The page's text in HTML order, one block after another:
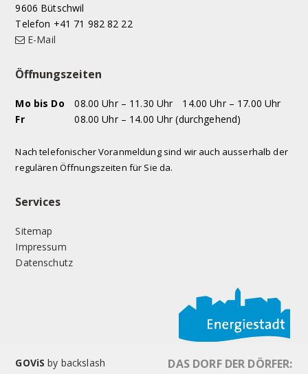
9606 Bütschwil
Telefon +41 71 982 82 22
E-Mail
Öffnungszeiten
WOCHENTAG VORMITTAG NACHMITTAG
Mo bis Do 08.00 Uhr – 11.30 Uhr
14.00 Uhr – 17.00 Uhr
Fr
08.00 Uhr – 14.00 Uhr (durchgehend)
Nach telefonischer Voranmeldung sind wir auch ausserhalb der
regulären Öffnungszeiten für Sie da.
Services
Sitemap
Impressum
Datenschutz
GOViS by backslash DAS DORF DER DÖRFER: